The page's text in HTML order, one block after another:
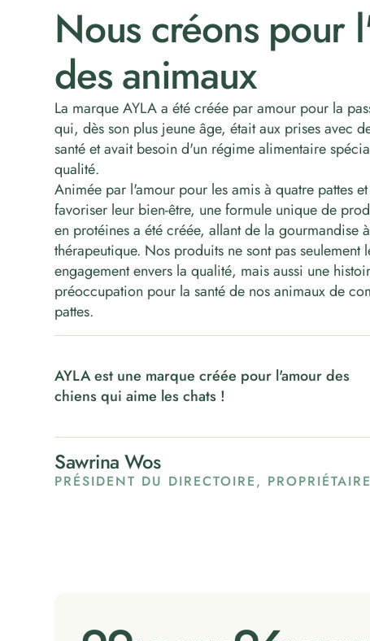
Nous créons pour
des animaux
La marque AYLA a été créée par amour pour la
qui, dès son plus jeune âge, était aux prises avec
santé et avait besoin d'un régime alimentaire
qualité.
Animée par l'amour pour les amis à quatre pattes
favoriser leur bien-être, une formule unique de
en protéines a été créée, allant de la gourmandise
thérapeutique. Nos produits ne sont pas seulement
engagement envers la qualité, mais aussi une
préoccupation pour la santé de nos animaux de
pattes.
AYLA est une marque créée pour l'amour des
chiens qui aime les chats !
Sawrina Wos
PRÉSIDENT DU DIRECTOIRE,